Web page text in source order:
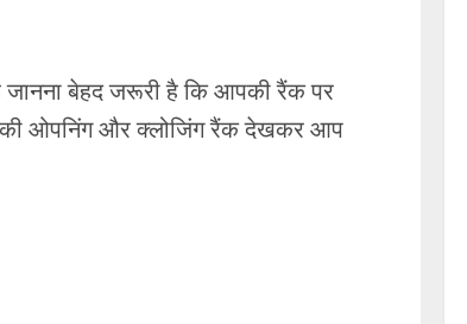
जानना बेहद जरूरी है कि आपकी रैंक पर
की ओपनिंग और क्लोजिंग रैंक देखकर आप